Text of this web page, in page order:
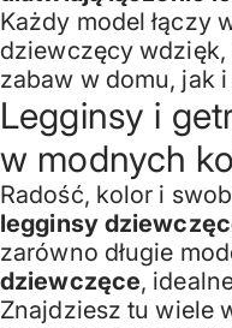
Każdy model łączy
dziewczęcy
zabaw w domu, jak
Legginsy i
w modnych
Radość, kolor i
legginsy
zarówno długie
dziewczęce,
Znajdziesz tu wiele